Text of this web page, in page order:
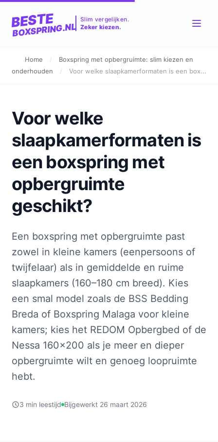
BESTE
BOXSPRING.NL
Slim vergelijken.
Zeker kiezen.
Home /
Boxspring met opbergruimte: slim kiezen en
onderhouden
/ Voor welke slaapkamerformaten is een box...
Voor welke
slaapkamerformaten is
een boxspring met
opbergruimte
geschikt?
Een boxspring met opbergruimte past
zowel in kleine kamers (eenpersoons of
twijfelaar) als in gemiddelde en ruime
slaapkamers (160–180 cm breed). Kies
een smal model zoals de BSS Bedding
Breda of Boxspring Malaga voor kleine
kamers; kies het REDOM Opbergbed of de
Nessa 160x200 als je meer en dieper
opbergruimte wilt en genoeg loopruimte
hebt.
3 min leestijd Bijgewerkt 26 maart 2026